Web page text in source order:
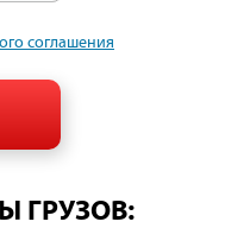
соглашения
ГРУЗОВ: